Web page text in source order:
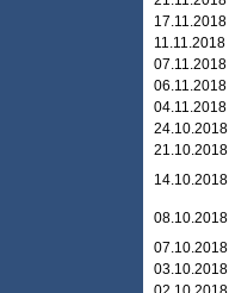
17.11.2018
11.11.2018
07.11.2018
06.11.2018
04.11.2018
24.10.2018
21.10.2018
14.10.2018
08.10.2018
07.10.2018
03.10.2018